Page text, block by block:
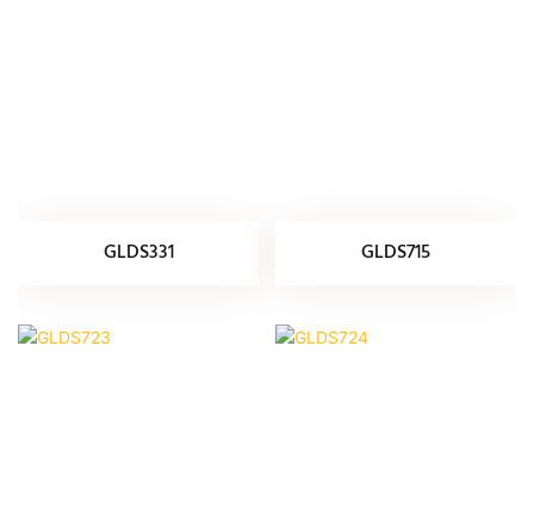
GLDS331 GLDS715